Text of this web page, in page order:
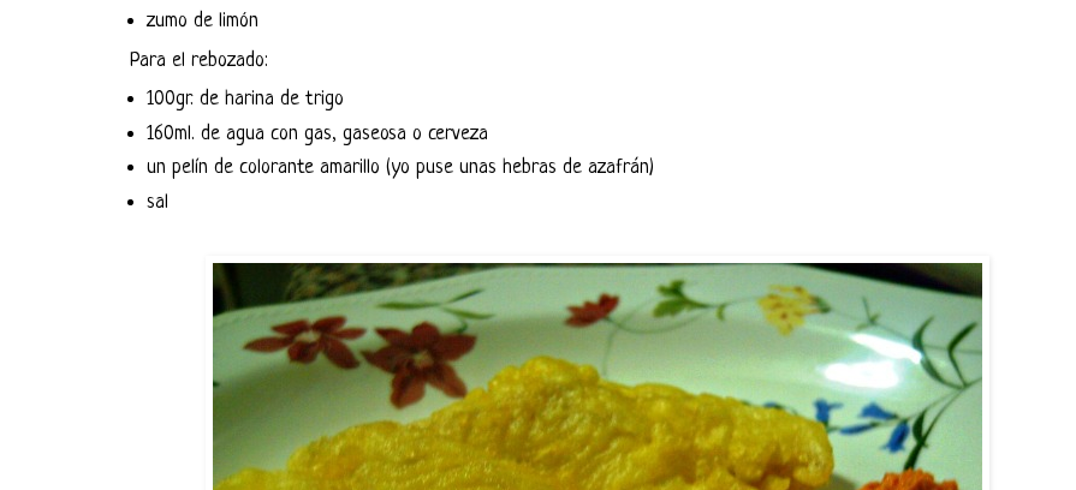
zumo de limón
Para el rebozado:
100gr. de harina de trigo
160ml. de agua con gas, gaseosa o cerveza
un pelín de colorante amarillo (yo puse unas hebras de azafrán)
sal